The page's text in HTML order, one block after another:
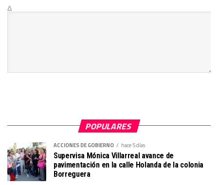
Δ
POPULARES
ACCIONES DE GOBIERNO hace 5 días
Supervisa Mónica Villarreal avance de
pavimentación en la calle Holanda de la colonia
Borreguera